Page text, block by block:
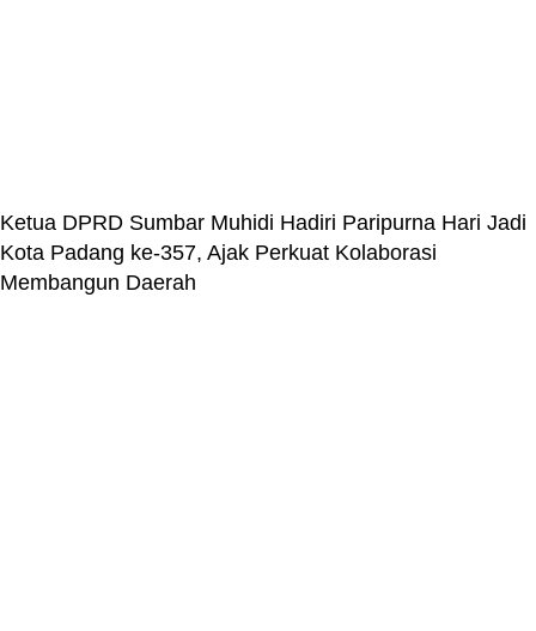
Ketua DPRD Sumbar Muhidi Hadiri Paripurna Hari Jadi
Kota Padang ke-357, Ajak Perkuat Kolaborasi
Membangun Daerah